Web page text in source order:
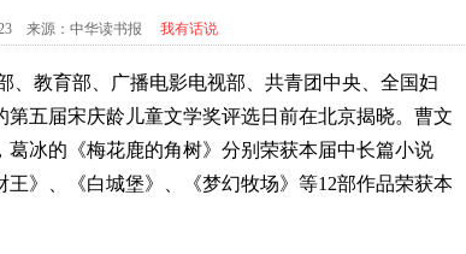
来源：中华读书报 我有话说
、教育部、广播电影电视部、共青团中央、全国妇
五届宋庆龄儿童文学奖评选日前在北京揭晓。曹文
冰的《梅花鹿的角树》分别荣获本届中长篇小说
》、《白城堡》、《梦幻牧场》等12部作品荣获本